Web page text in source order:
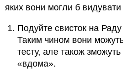
яких вони могли б видувати
Подуйте свисток на
Таким чином вони
тесту, але також
«вдома».